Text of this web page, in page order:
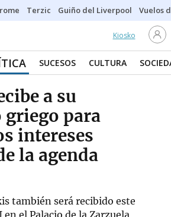
Terzic Guiño del Liverpool Vuelos
Kiosko
SUCESOS CULTURA
a su
para
intereses
la agenda
también será recibido este
el Palacio de la Zarzuela